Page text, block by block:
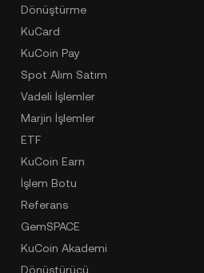
Dönüştürme
KuCard
KuCoin Pay
Spot Alım Satım
Vadeli İşlemler
Marjin İşlemler
ETF
KuCoin Earn
İşlem Botu
Referans
GemSPACE
KuCoin Akademi
Dönüştürücü